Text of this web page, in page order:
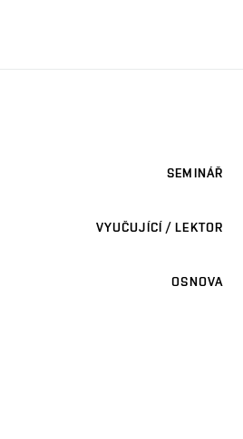
SEMINÁŘ
VYUČUJÍCÍ / LEKTOR
OSNOVA